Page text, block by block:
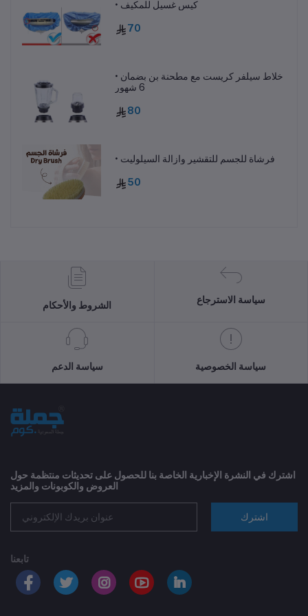
• كيس غسيل للمكيف
70
• خلاط سيلفر كريست مع مطحنة بن بضمان
6 شهور
80
• فرشاة للجسم للتقشير وازالة السيلوليت
50
الشروط والأحكام
سياسة الاسترجاع
سياسة الدعم سياسة الخصوصية
اشترك في النشرة الإخبارية الخاصة بنا للحصول على تحديثات منتظمة حول
العروض والكوبونات والمزيد
اشترك
تابعنا